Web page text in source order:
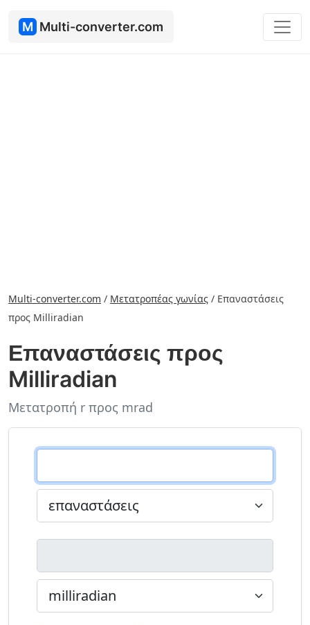
M Multi-converter.com
Multi-converter.com / Μετατροπέας γωνίας / Επαναστάσεις
προς Milliradian
Επαναστάσεις προς
Milliradian
Μετατροπή r προς mrad